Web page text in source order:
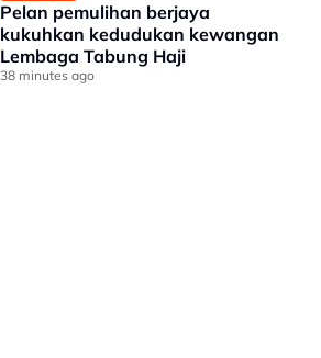
Pelan pemulihan berjaya
kukuhkan kedudukan kewangan
Lembaga Tabung Haji
38 minutes ago